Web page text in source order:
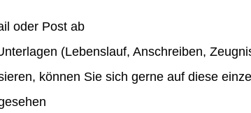
oder Post ab
(Lebenslauf, Anschreiben,
können Sie sich gerne auf diese